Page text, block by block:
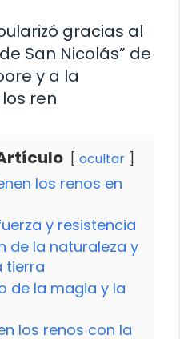
gracias al
San Nicolás” de
y a la
ren
ocultar
los renos en
y resistencia
de la naturaleza y
tierra
de la magia y la
los renos con la